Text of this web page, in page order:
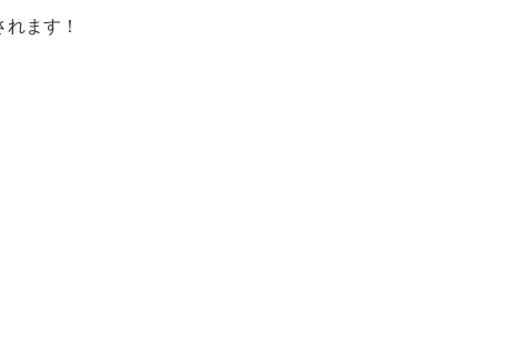
ます！